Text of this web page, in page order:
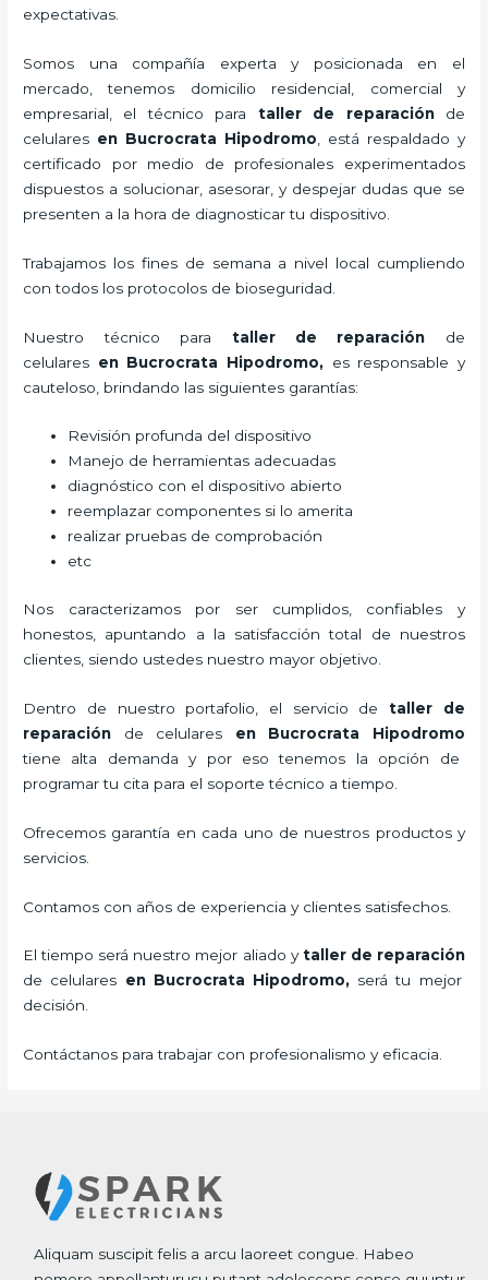
expectativas.
Somos una compañía experta y posicionada en el
mercado, tenemos domicilio residencial, comercial y
empresarial, el técnico para taller de reparaciónde
celulares en Bucrocrata Hipodromo , está respaldado y
certificado por medio de profesionales experimentados
dispuestos a solucionar, asesorar, y despejar dudas que se
presenten a la hora de diagnosticar tu dispositivo.
Trabajamos los fines de semana a nivel local cumpliendo
con todos los protocolos de bioseguridad.
Nuestro técnico para taller de reparación de
celulares en Bucrocrata Hipodromo, es responsable y
cauteloso, brindando las siguientes garantías:
Revisión profunda del dispositivo
Manejo de herramientas adecuadas
diagnóstico con el dispositivo abierto
reemplazar componentes si lo amerita
realizar pruebas de comprobación
etc
Nos caracterizamos por ser cumplidos, confiables y
honestos, apuntando a la satisfacción total de nuestros
clientes, siendo ustedes nuestro mayor objetivo.
Dentro de nuestro portafolio, el servicio detaller de
reparación de celulares en Bucrocrata Hipodromo
tiene alta demanda y por eso tenemos la opción de
programar tu cita para el soporte técnico a tiempo.
Ofrecemos garantía en cada uno de nuestros productos y
servicios.
Contamos con años de experiencia y clientes satisfechos.
El tiempo será nuestro mejor aliado ytaller de reparación
de celulares en Bucrocrata Hipodromo, será tu mejor
decisión.
Contáctanos para trabajar con profesionalismo y eficacia.
Aliquam suscipit felis a arcu laoreet congue. Habeo